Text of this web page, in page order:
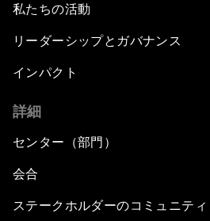
私たちの活動
リーダーシップとガバナンス
インパクト
詳細
センター（部門）
会合
ステークホルダーのコミュニティ